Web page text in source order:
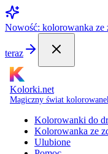
Nowość: kolorowanka
teraz
Kolorki.net
Magiczny świat
Kolorowanki do
Kolorowanka ze
Ulubione